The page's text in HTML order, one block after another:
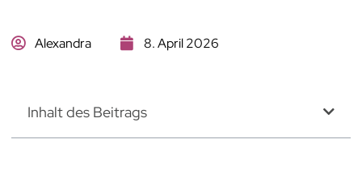
Alexandra 8. April 2026
Inhalt des Beitrags